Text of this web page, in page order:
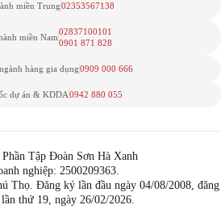
miền Trung02353567138
miền Nam
02837100101
0901 871 828
hàng gia dụng0909 000 666
dự án & KDDA0942 880 055
Tập Đoàn Sơn Hà Xanh
nghiệp: 2500209363.
Thọ. Đăng ký lần đầu ngày 04/08/2008, đăng
thứ 19, ngày 26/02/2026.